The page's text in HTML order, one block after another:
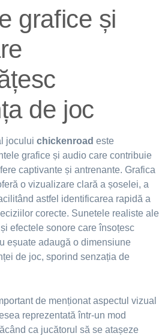
grafice și
de joc
jocului chickenroad este
grafice și audio care contribuie
captivante și antrenante. Grafica
o vizualizare clară a șoselei, a
astfel identificarea rapidă a
corecte. Sunetele realiste ale
efectele sonore care însoțesc
eșuate adaugă o dimensiune
de joc, sporind senzația de
de menționat aspectul vizual
reprezentată într-un mod
ca jucătorul să se atașeze